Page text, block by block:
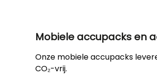
Mobiele accupacks en
Onze mobiele accupacks
CO₂-vrij.